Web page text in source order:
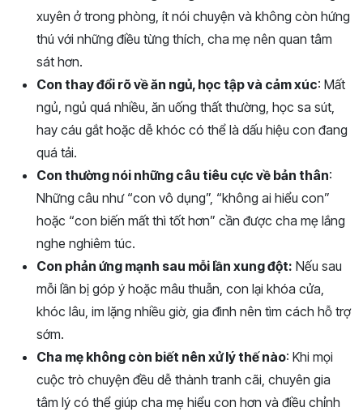
xuyên ở trong phòng, ít nói chuyện và không còn hứng
thú với những điều từng thích, cha mẹ nên quan tâm
sát hơn.
Con thay đổi rõ về ăn ngủ, học tập và cảm xúc: Mất
ngủ, ngủ quá nhiều, ăn uống thất thường, học sa sút,
hay cáu gắt hoặc dễ khóc có thể là dấu hiệu con đang
quá tải.
Con thường nói những câu tiêu cực về bản thân:
Những câu như “con vô dụng”, “không ai hiểu con”
hoặc “con biến mất thì tốt hơn” cần được cha mẹ lắng
nghe nghiêm túc.
Con phản ứng mạnh sau mỗi lần xung đột: Nếu sau
mỗi lần bị góp ý hoặc mâu thuẫn, con lại khóa cửa,
khóc lâu, im lặng nhiều giờ, gia đình nên tìm cách hỗ trợ
sớm.
Cha mẹ không còn biết nên xử lý thế nào: Khi mọi
cuộc trò chuyện đều dễ thành tranh cãi, chuyên gia
tâm lý có thể giúp cha mẹ hiểu con hơn và điều chỉnh